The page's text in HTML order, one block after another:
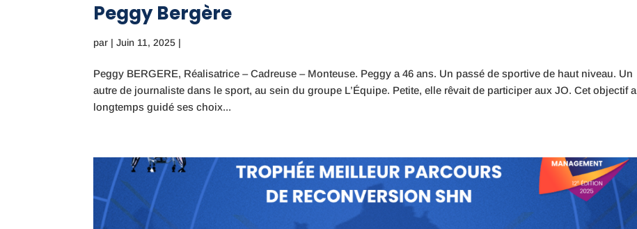
Peggy Bergère
par |Juin 11, 2025 |
Peggy BERGERE, Réalisatrice – Cadreuse – Monteuse. Peggy a 46 ans. Un passé de sportive de haut niveau. Un
autre de journaliste dans le sport, au sein du groupe L’Équipe. Petite, elle rêvait de participer aux JO. Cet objectif a
longtemps guidé ses choix...